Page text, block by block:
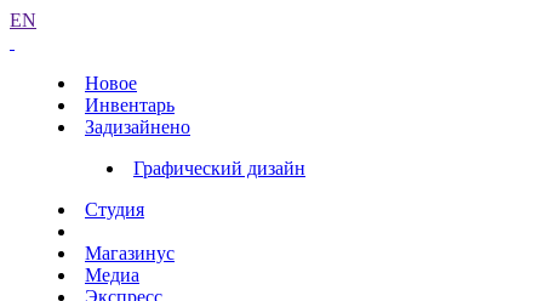
EN
Новое
Инвентарь
Задизайнено
Графический дизайн
Студия
Магазинус
Медиа
Экспресс